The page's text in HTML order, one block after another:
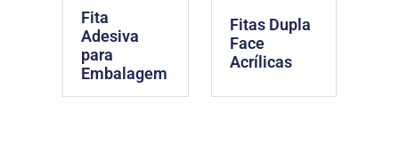
Fita
Adesiva
para
Embalagem
Fitas Dupla
Face
Acrílicas